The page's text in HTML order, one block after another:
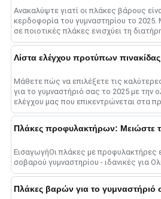
Ανακαλύψτε γιατί οι πλάκες βάρους
κερδοφορία του γυμναστηρίου το
σε ποιοτικές πλάκες ενισχύει τη
προσελκύει νέους πελάτες, α......
Μάθετε πώς να επιλέξετε τις
για το γυμναστήριό σας το 2025 με την
ελέγχου μας που επικεντρώνεται στα
ποιότητα του υλικού, τις βαθμολογίες
Πλάκες προφυλακτήρων: Μειώστε
ΕισαγωγήΟι πλάκες με προφυλακτήρες
σοβαρού γυμναστηρίου - ιδανικές για